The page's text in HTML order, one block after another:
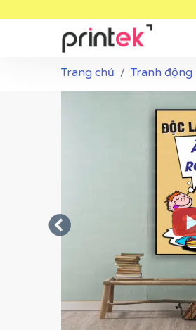
Trang chủ Tranh